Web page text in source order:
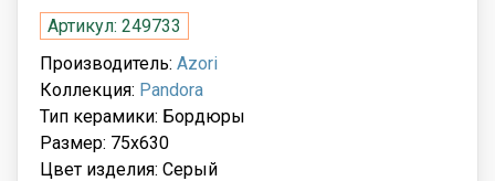
Артикул: 249733
Производитель: Azori
Коллекция: Pandora
Тип керамики: Бордюры
Размер: 75x630
Цвет изделия: Серый